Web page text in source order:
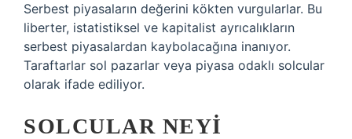
Serbest piyasaların değerini kökten vurgularlar. Bu
liberter, istatistiksel ve kapitalist ayrıcalıkların
serbest piyasalardan kaybolacağına inanıyor.
Taraftarlar sol pazarlar veya piyasa odaklı solcular
olarak ifade ediliyor.
SOLCULAR NEYI